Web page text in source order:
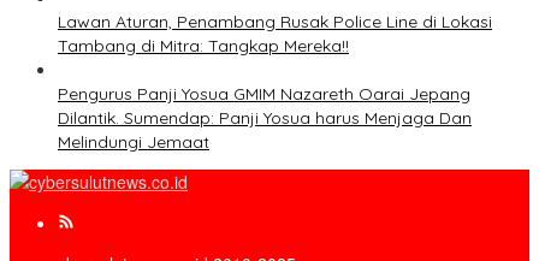
Lawan Aturan, Penambang Rusak Police Line di Lokasi
Tambang di Mitra: Tangkap Mereka!!
Pengurus Panji Yosua GMIM Nazareth Oarai Jepang
Dilantik. Sumendap: Panji Yosua harus Menjaga Dan
Melindungi Jemaat